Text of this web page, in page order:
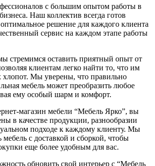
с большим опытом работы в
Наш коллектив всегда готов
решение для каждого клиента
сервис на каждом этапе работы
стремимся оставить приятный опыт от
клиентам легко найти то, что им
Мы уверены, что правильно
мебель может преобразить любое
ему особый шарм и комфорт.
магазин мебели “Мебель Ярко”, вы
в качестве продукции, разнообразии
подходе к каждому клиенту. Мы
мебель с доставкой и сборкой, чтобы
еще более удобным для вас.
обновить свой интерьер с “Мебель